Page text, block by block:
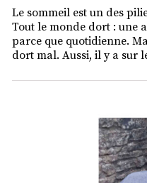
Le sommeil est un des
Tout le monde dort : une
parce que quotidienne.
dort mal. Aussi, il y a sur